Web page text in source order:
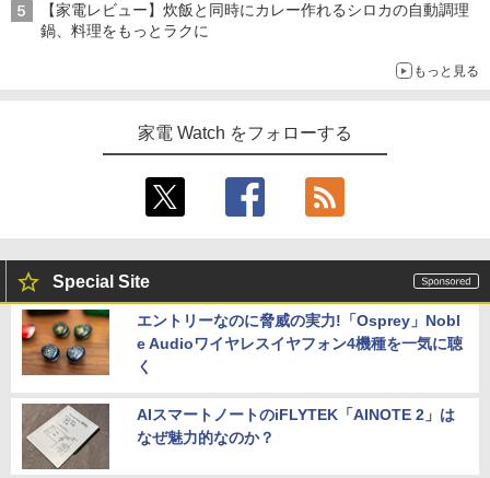
【家電レビュー】炊飯と同時にカレー作れるシロカの自動調理
鍋、料理をもっとラクに
もっと見る
家電 Watch をフォローする
Special Site
エントリーなのに脅威の実力!「Osprey」Nobl
e Audioワイヤレスイヤフォン4機種を一気に聴
く
AIスマートノートのiFLYTEK「AINOTE 2」は
なぜ魅力的なのか？